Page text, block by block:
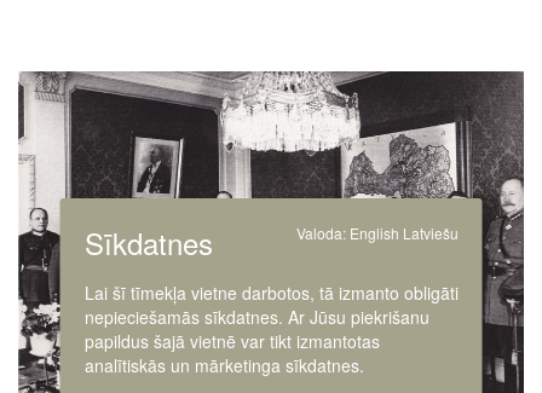
Image
Sīkdatnes Valoda: English Latviešu
Lai šī tīmekļa vietne darbotos, tā izmanto obligāti
nepieciešamās sīkdatnes. Ar Jūsu piekrišanu
papildus šajā vietnē var tikt izmantotas
analītiskās un mārketinga sīkdatnes.